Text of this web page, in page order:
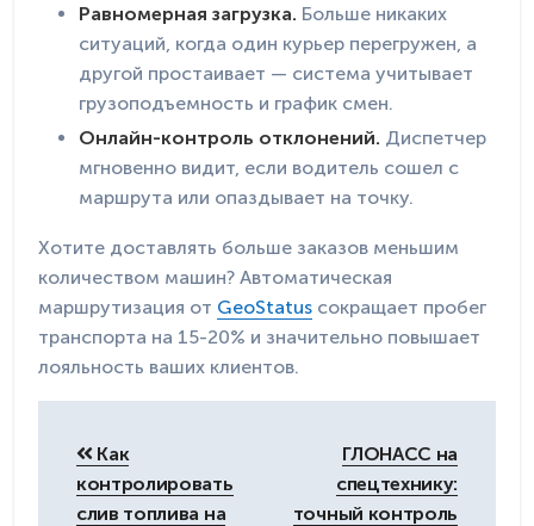
Равномерная загрузка. Больше никаких
ситуаций, когда один курьер перегружен, а
другой простаивает — система учитывает
грузоподъемность и график смен.
Онлайн-контроль отклонений. Диспетчер
мгновенно видит, если водитель сошел с
маршрута или опаздывает на точку.
Хотите доставлять больше заказов меньшим
количеством машин? Автоматическая
маршрутизация от GeoStatus сокращает пробег
транспорта на 15-20% и значительно повышает
лояльность ваших клиентов.
записям
Как
контролировать
слив топлива на
ГЛОНАСС на
спецтехнику:
точный контроль